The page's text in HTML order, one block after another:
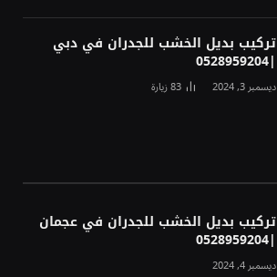
تركيب بديل الخشب للجدران في دبي
|0528959204
ديسمبر 3, 2024 83زيارة
تركيب بديل الخشب للجدران في عجمان
|0528959204
ديسمبر 4, 2024